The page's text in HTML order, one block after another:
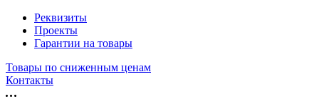
Реквизиты
Проекты
Гарантии на товары
Товары по сниженным ценам
Контакты